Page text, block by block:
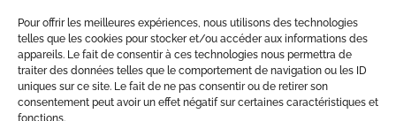
Pour offrir les meilleures expériences, nous utilisons des technologies
telles que les cookies pour stocker et/ou accéder aux informations des
appareils. Le fait de consentir à ces technologies nous permettra de
traiter des données telles que le comportement de navigation ou les ID
uniques sur ce site. Le fait de ne pas consentir ou de retirer son
consentement peut avoir un effet négatif sur certaines caractéristiques et
fonctions.
Chaque participant peut, s’il l’estime nécessaire :
– solliciter plus d’informations,
– s’opposer à la publication d’un image qu’il jugerait
excéder le droit à l’information ou porterait atteinte au
respect de sa vie privée sur simple demande écrite à
contact [@] cybercampsante.org